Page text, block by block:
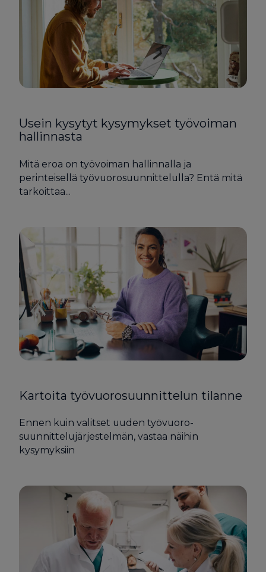
Usein kysytyt kysymykset työvoiman
hallinnasta
Mitä eroa on työvoiman hallinnalla ja
perinteisellä työvuorosuunnittelulla? Entä mitä
tarkoittaa...
Kartoita työvuorosuunnittelun tilanne
Ennen kuin valitset uuden työvuoro­
suunnittelu­järjestelmän, vastaa näihin
kysymyksiin